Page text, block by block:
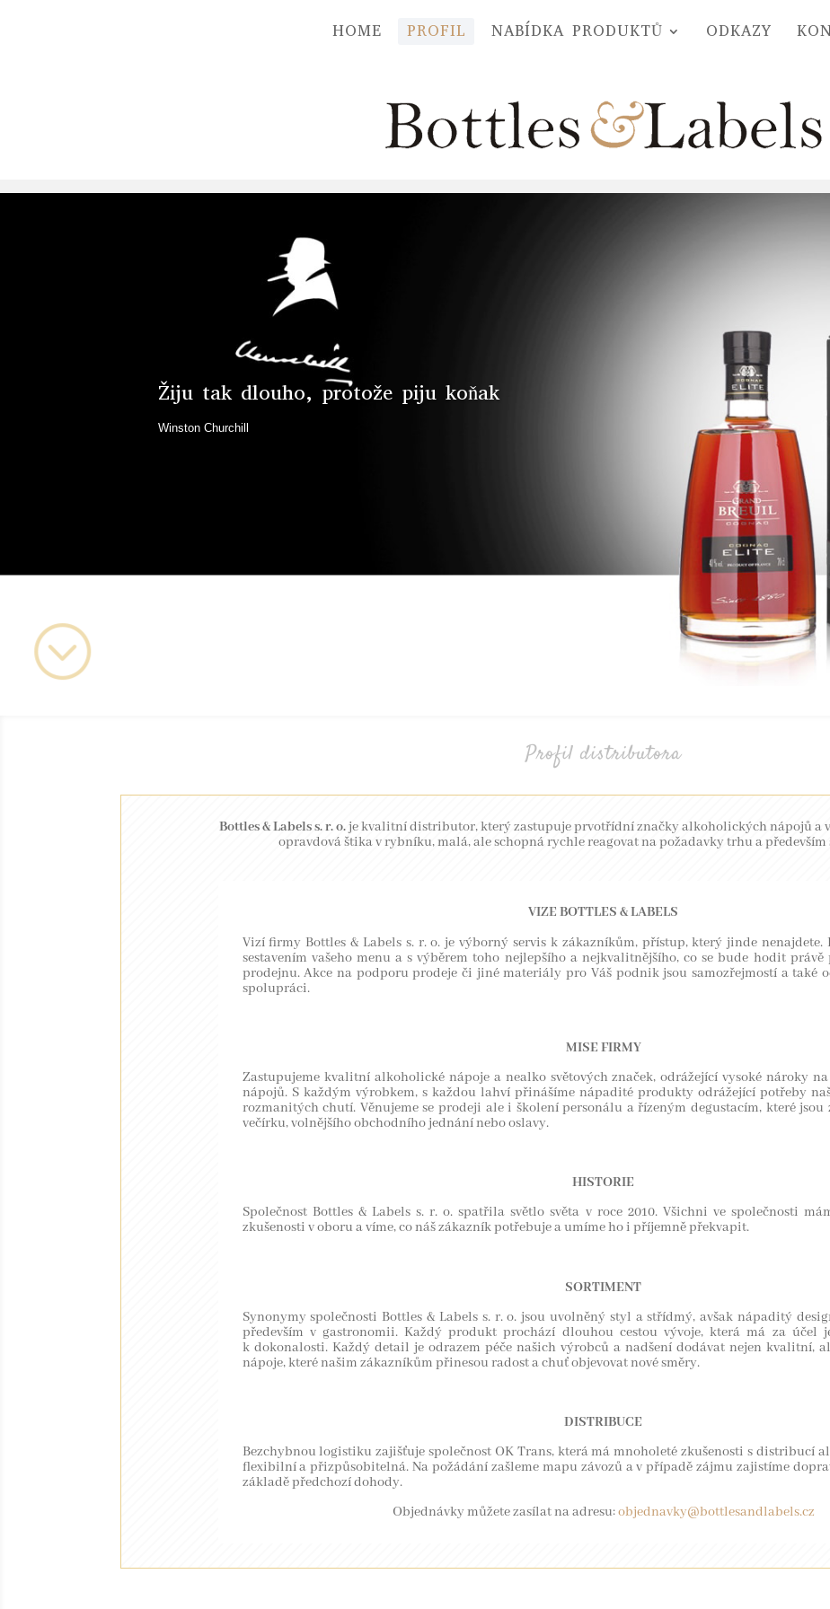
HOME PROFIL NABÍDKA PRODUKTŮ ODKAZY
Žiju tak dlouho, protože piju koňak
Winston Churchill
;
Profil distributora
Bottles & Labels s. r. o.je kvalitní distributor, který zastupuje prvotřídní značky alkoholických nápojů a
opravdová štika v rybníku, malá, ale schopná rychle reagovat na požadavky trhu a
VIZE BOTTLES & LABELS
Vizí firmy Bottles & Labels s. r. o. je výborný servis k zákazníkům, přístup, který jinde nenajdete.
sestavením vašeho menu a s výběrem toho nejlepšího a nejkvalitnějšího, co se bude hodit
prodejnu. Akce na podporu prodeje či jiné materiály pro Váš podnik jsou samozřejmostí a také
spolupráci.
MISE FIRMY
Zastupujeme kvalitní alkoholické nápoje a nealko světových značek, odrážející vysoké nároky
nápojů. S každým výrobkem, s každou lahví přinášíme nápadité produkty odrážející potřeby
rozmanitých chutí. Věnujeme se prodeji ale i školení personálu a řízeným degustacím, které
večírku, volnějšího obchodního jednání nebo oslavy.
HISTORIE
Společnost Bottles & Labels s. r. o. spatřila světlo světa v roce 2010. Všichni ve společnosti
zkušenosti v oboru a víme, co náš zákazník potřebuje a umíme ho i příjemně překvapit.
SORTIMENT
Synonymy společnosti Bottles & Labels s. r. o. jsou uvolněný styl a střídmý, avšak nápaditý
především v gastronomii. Každý produkt prochází dlouhou cestou vývoje, která má za účel
k dokonalosti. Každý detail je odrazem péče našich výrobců a nadšení dodávat nejen kvalitní,
nápoje, které našim zákazníkům přinesou radost a chuť objevovat nové směry.
DISTRIBUCE
Bezchybnou logistiku zajišťuje společnost OK Trans, která má mnoholeté zkušenosti s distribucí
flexibilní a přizpůsobitelná. Na požádání zašleme mapu závozů a v případě zájmu zajistíme
základě předchozí dohody.
Objednávky můžete zasílat na adresu:objednavky@bottlesandlabels.cz
OBCHODNÍ